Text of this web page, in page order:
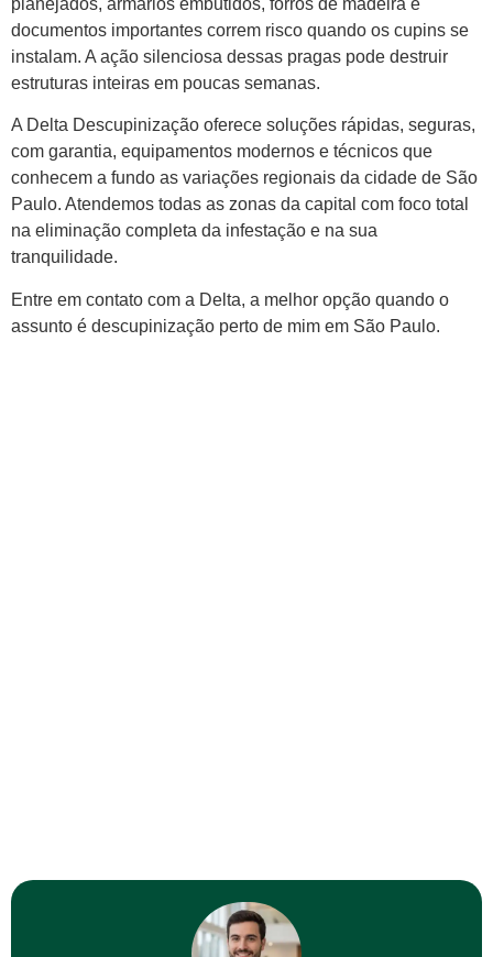
documentos importantes correm risco quando os cupins se
instalam. A ação silenciosa dessas pragas pode destruir
estruturas inteiras em poucas semanas.
A Delta Descupinização oferece soluções rápidas, seguras,
com garantia, equipamentos modernos e técnicos que
conhecem a fundo as variações regionais da cidade de São
Paulo. Atendemos todas as zonas da capital com foco total
na eliminação completa da infestação e na sua
tranquilidade.
Entre em contato com a Delta, a melhor opção quando o
assunto é descupinização perto de mim em São Paulo.